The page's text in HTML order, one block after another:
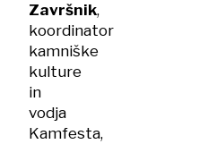
Završnik,
koordinator
kamniške
kulture
in
vodja
Kamfesta,